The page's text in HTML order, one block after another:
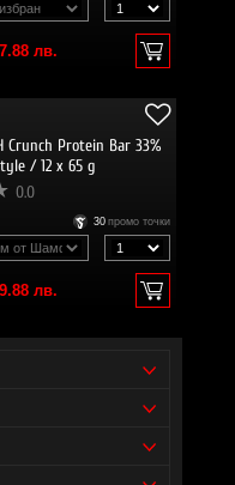
лв.
Crunch Protein Bar 33%
/ 12 x 65 g
0.0
30 промо точки
лв.